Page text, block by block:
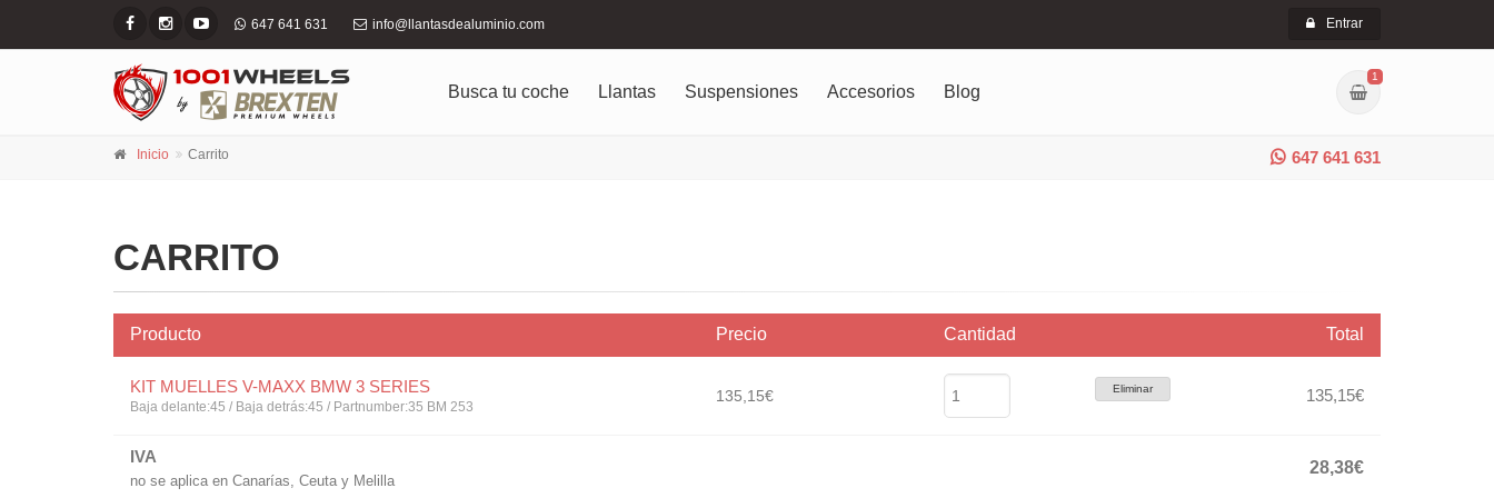
647 641 631 info@llantasdealuminio.com Entrar
Busca tu coche Llantas Suspensiones Accesorios Blog
1
647 641 631
Inicio Carrito
CARRITO
Producto Precio Cantidad Total
KIT MUELLES V-MAXX BMW 3 SERIES
Baja delante:45 / Baja detrás:45 / Partnumber:35 BM 253
135,15€ Eliminar 135,15€
IVA
no se aplica en Canarías, Ceuta y Melilla
28,38€